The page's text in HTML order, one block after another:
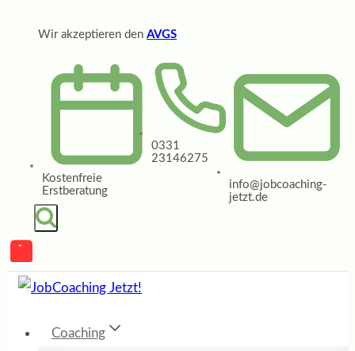
Wir akzeptieren den AVGS
Kostenfreie
Erstberatung
0331
23146275
info@jobcoaching-
jetzt.de
Coaching